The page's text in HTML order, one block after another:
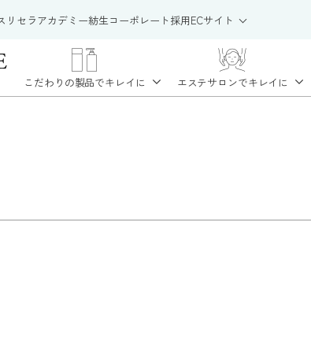
リセラアカデミー紡生コーポレート採用ECサイト
こだわりの製品でキレイに エステサロンでキレイに